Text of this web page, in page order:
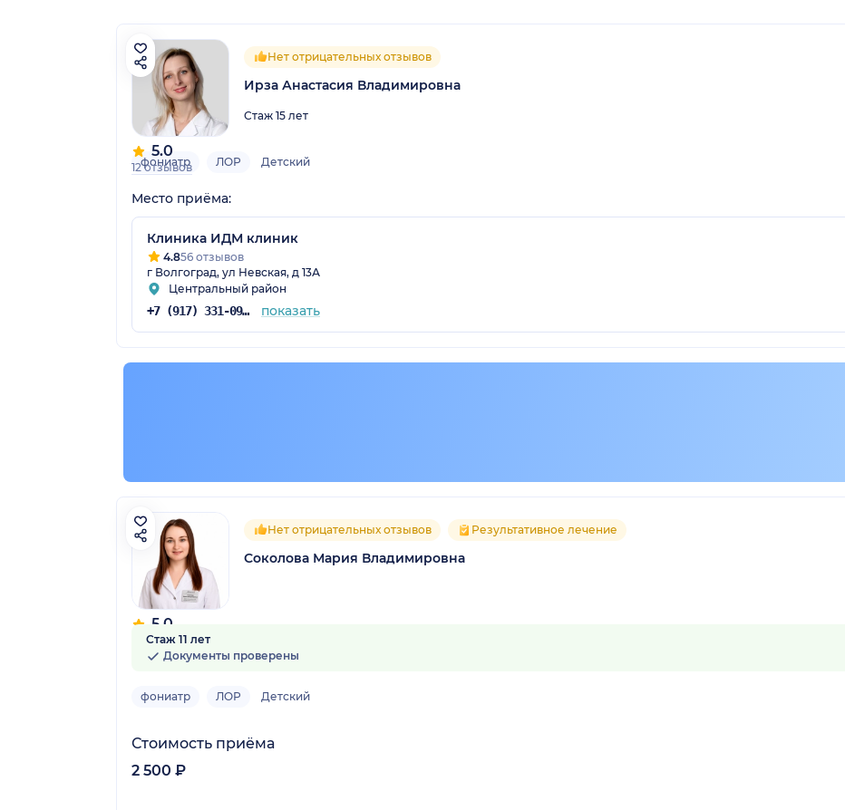
5.0
12 отзывов
Нет отрицательных отзывов
Ирза Анастасия Владимировна
Стаж 15 лет
фониатр ЛОР Детский
Место приёма:
Клиника ИДМ клиник
4.856 отзывов
г Волгоград, ул Невская, д 13А
Центральный район
+7 (917) 331-09-99 показать
5.0
8 отзывов
Нет отрицательных отзывов Результативное лечение
Соколова Мария Владимировна
Стаж 11 лет
Документы проверены
фониатр ЛОР Детский
Стоимость приёма
2 500 ₽